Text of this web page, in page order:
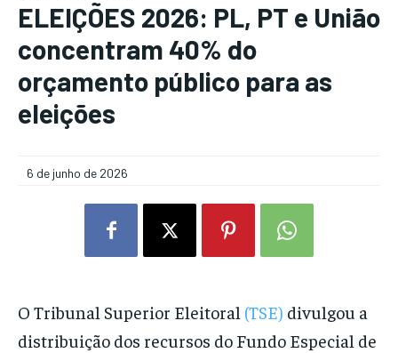
ELEIÇÕES 2026: PL, PT e União
concentram 40% do
orçamento público para as
eleições
6 de junho de 2026
O Tribunal Superior Eleitoral (TSE) divulgou a
distribuição dos recursos do Fundo Especial de